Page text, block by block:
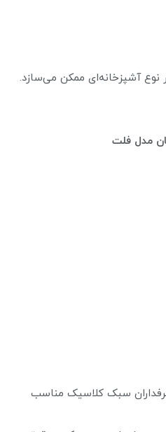
نوع آشپزخانه‌ای ممکن می‌سازد.
مدل فلت
سبک کلاسیک مناسب